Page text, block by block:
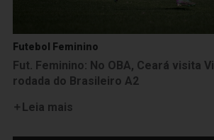
Futebol Feminino
Fut. Feminino: No OBA, Ceará visita
rodada do Brasileiro A2
Leia mais